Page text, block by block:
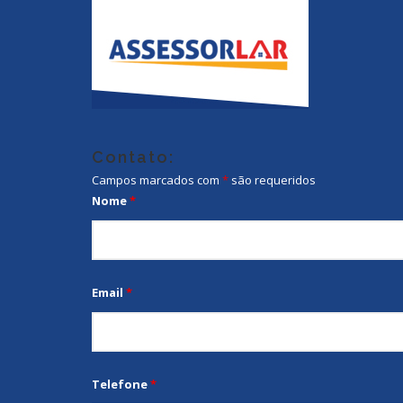
Contato:
Campos marcados com * são requeridos
Nome*
Email *
Telefone*